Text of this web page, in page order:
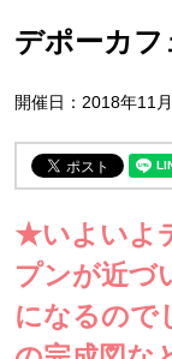
デポーカフ
開催日：2018年11
★いよいよ
プンが近づ
になるので